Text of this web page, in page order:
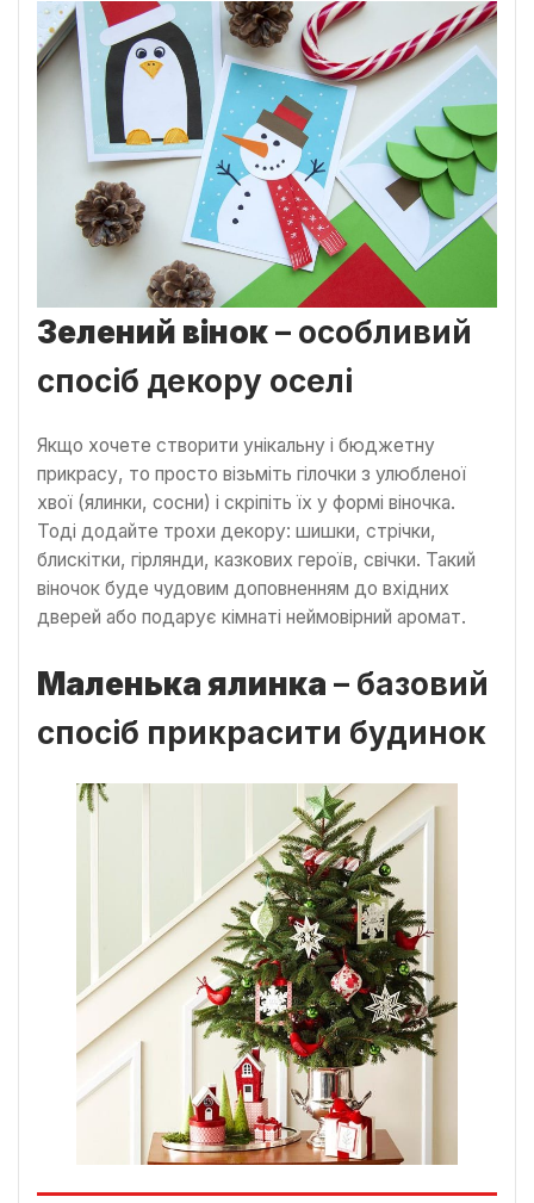
Зелений вінок– особливий
спосіб декору оселі
Якщо хочете створити унікальну і бюджетну
прикрасу, то просто візьміть гілочки з улюбленої
хвої (ялинки, сосни) і скріпіть їх у формі віночка.
Тоді додайте трохи декору: шишки, стрічки,
блискітки, гірлянди, казкових героїв, свічки. Такий
віночок буде чудовим доповненням до вхідних
дверей або подарує кімнаті неймовірний аромат.
Маленька ялинка – базовий
спосіб прикрасити будинок